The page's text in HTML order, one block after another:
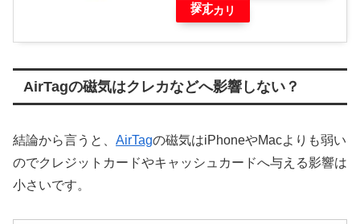
探す
メルカリ
AirTagの磁気はクレカなどへ影響しない？
結論から言うと、 AirTagの磁気はiPhoneやMacよりも弱い
のでクレジットカードやキャッシュカードへ与える影響は
小さいです。